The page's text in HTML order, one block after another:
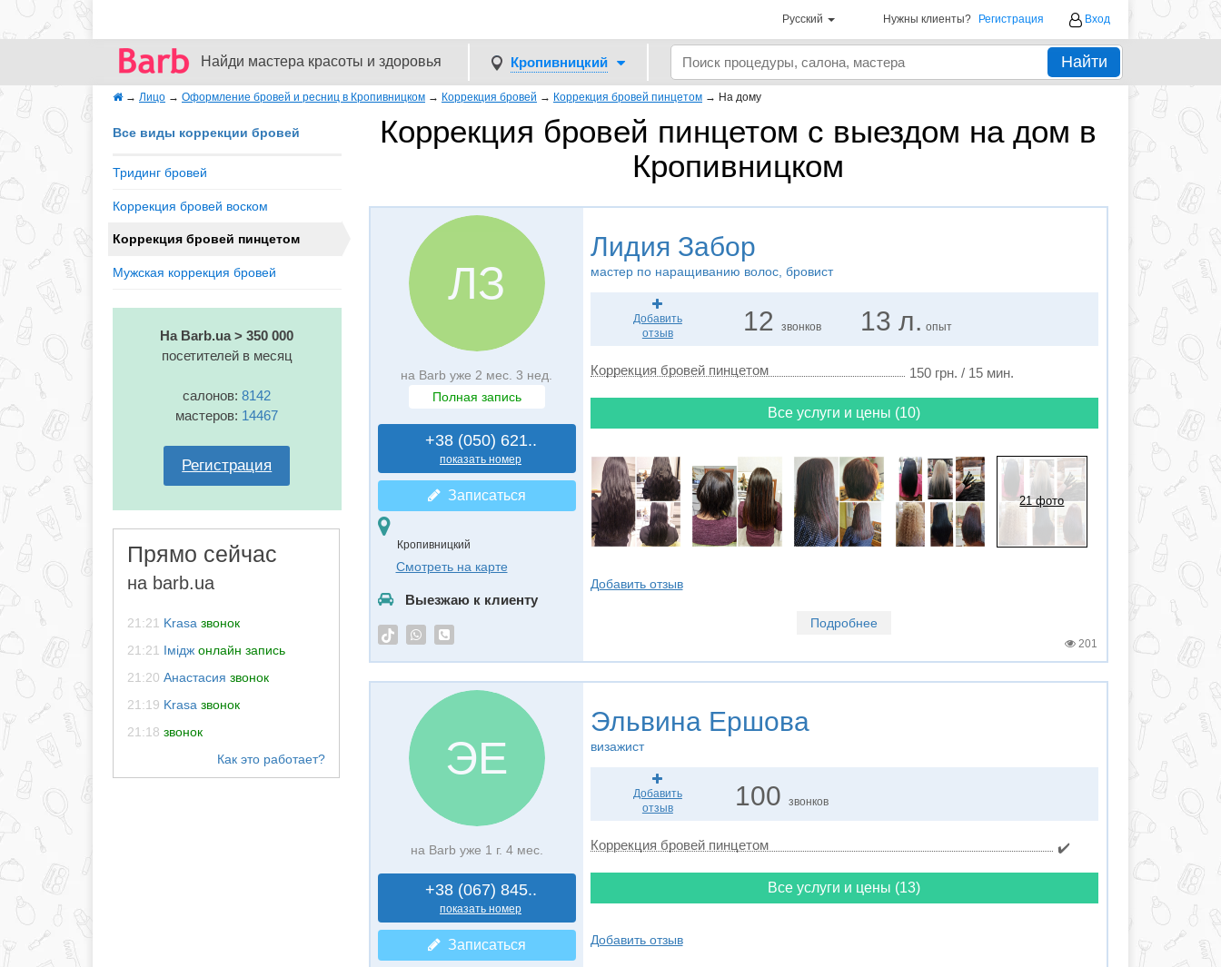
Русский Нужны клиенты? Регистрация Вход
Найди мастера красоты и здоровья Кропивницкий Найти
→ Лицо → Оформление бровей и ресниц в Кропивницком → Коррекция бровей → Коррекция бровей пинцетом → На дому
Коррекция бровей пинцетом с выездом на дом в
Кропивницком
Все виды коррекции бровей
Тридинг бровей
Коррекция бровей воском
Коррекция бровей пинцетом
Мужская коррекция бровей
На Barb.ua > 350 000
посетителей в месяц
салонов:8142
мастеров: 14467
Регистрация
Прямо сейчас
на barb.ua
21:21 Krasa звонок
21:21 Імідж онлайн запись
21:20 Анастасия звонок
21:19 Krasa звонок
21:18 звонок
ЛЗ
на Barb уже 2 мес. 3 нед.
Полная запись
+38 (050) 621..
показать номер
Записаться
Кропивницкий
Смотреть на карте
Выезжаю к клиенту
Лидия Забор
мастер по наращиванию волос, бровист
Добавить
отзыв
12 звонков 13 л. опыт
Коррекция бровей пинцетом 150 грн. / 15 мин.
Все услуги и цены (10)
21 фото
Добавить отзыв
Подробнее
201
ЭЕ
на Barb уже 1 г. 4 мес.
+38 (067) 845..
показать номер
Записаться
Эльвина Ершова
визажист
Добавить
отзыв
100звонков
Коррекция бровей пинцетом ✔️
Все услуги и цены (13)
Добавить отзыв